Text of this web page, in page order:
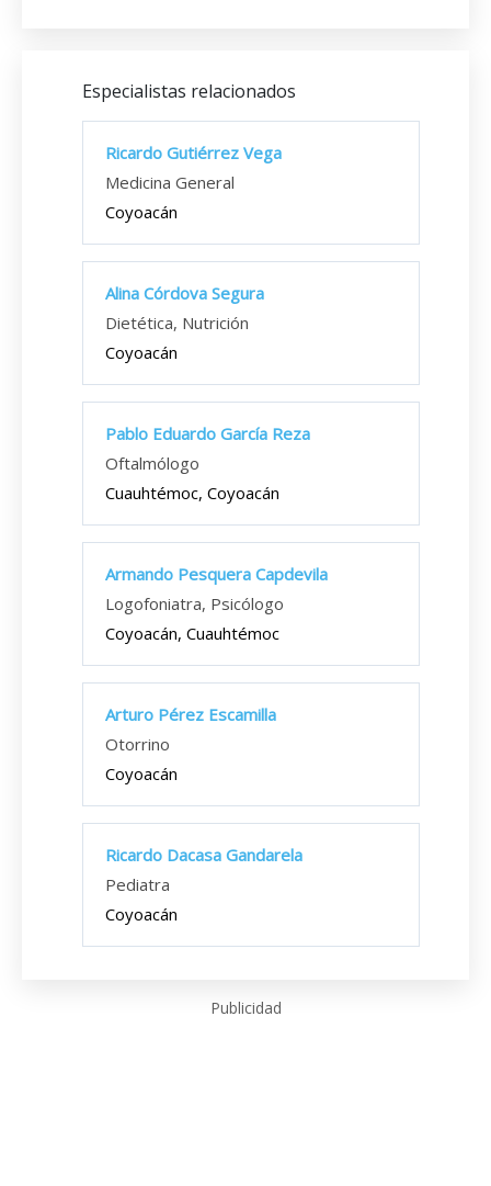
Especialistas relacionados
Ricardo Gutiérrez Vega
Medicina General
Coyoacán
Alina Córdova Segura
Dietética, Nutrición
Coyoacán
Pablo Eduardo García Reza
Oftalmólogo
Cuauhtémoc, Coyoacán
Armando Pesquera Capdevila
Logofoniatra, Psicólogo
Coyoacán, Cuauhtémoc
Arturo Pérez Escamilla
Otorrino
Coyoacán
Ricardo Dacasa Gandarela
Pediatra
Coyoacán
Publicidad